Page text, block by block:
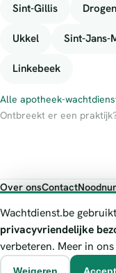
Sint-Gillis
Ukkel Sint-Jans-
Linkebeek
Alle apotheek-
Ontbreekt er een
Over onsContact
Wachtdienst.be toont
Bij levensgevaar bel je
wachtregeling bij de
Wachtdienst.be gebruikt
privacyvriendelijke
verbeteren. Meer in ons
Weigeren